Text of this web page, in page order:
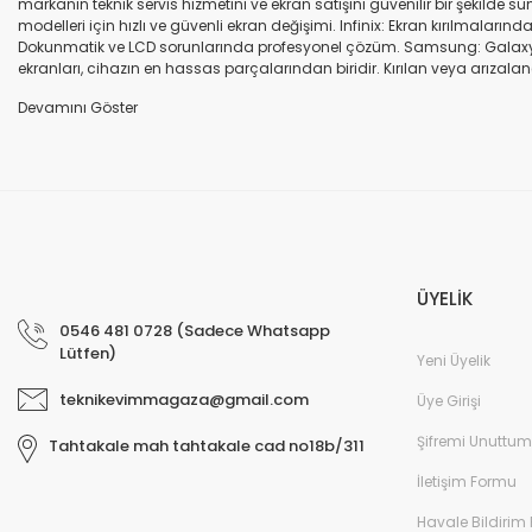
markanın teknik servis hizmetini ve ekran satışını güvenilir bir şekilde
modelleri için hızlı ve güvenli ekran değişimi. Infinix: Ekran
Dokunmatik ve LCD sorunlarında profesyonel çözüm. Samsung:
ekranları, cihazın en hassas parçalarından biridir. Kırılan veya
uyumlu olup olmadığına dikkat ediniz. HK-ZY-A.Kalite ekran: Daha
0546 481 0728 (Sadece Whatsapp
Lütfen)
teknikevimmagaza@gmail.com
Tahtakale mah tahtakale cad no18b/311
ÜYELİK
Yeni Üyelik
Üye Girişi
Şifremi Unuttum
İletişim Formu
Havale Bildirim